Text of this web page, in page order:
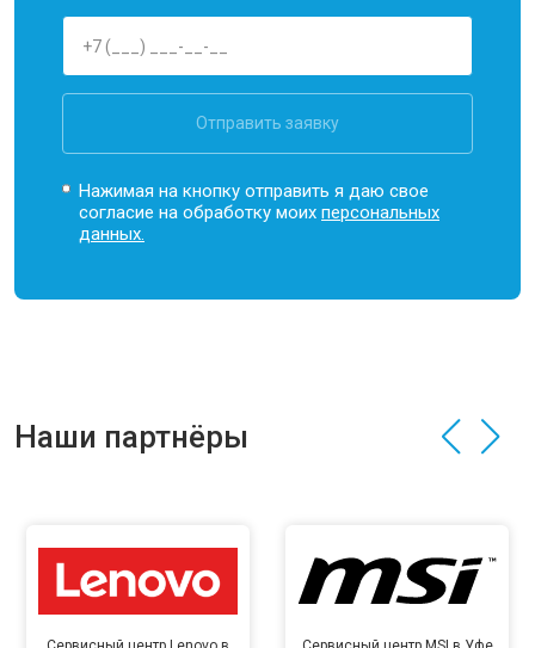
Отправить заявку
Нажимая на кнопку отправить я даю свое
согласие на обработку моихперсональных
данных.
Наши партнёры